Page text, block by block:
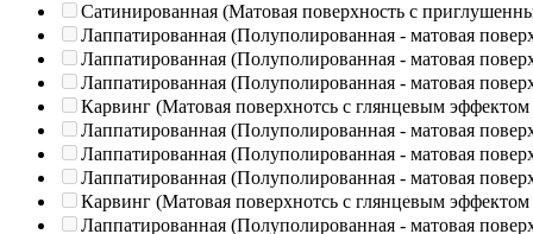
Сатинированная (Матовая поверхность с
Лаппатированная (Полуполированная - матовая
Лаппатированная (Полуполированная - матовая
Лаппатированная (Полуполированная - матовая
Карвинг (Матовая поверхнотсь с глянцевым эффектом
Лаппатированная (Полуполированная - матовая
Лаппатированная (Полуполированная - матовая
Лаппатированная (Полуполированная - матовая
Карвинг (Матовая поверхнотсь с глянцевым эффектом
Лаппатированная (Полуполированная - матовая